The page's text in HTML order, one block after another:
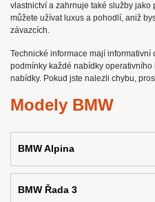
vlastnictví a zahrnuje také služby jako
můžete užívat luxus a pohodlí, aniž
závazcích.
Technické informace mají
podmínky každé nabídky
nabídky. Pokud jste nalezli chybu,
Modely BMW
BMW Alpina
BMW Řada 3